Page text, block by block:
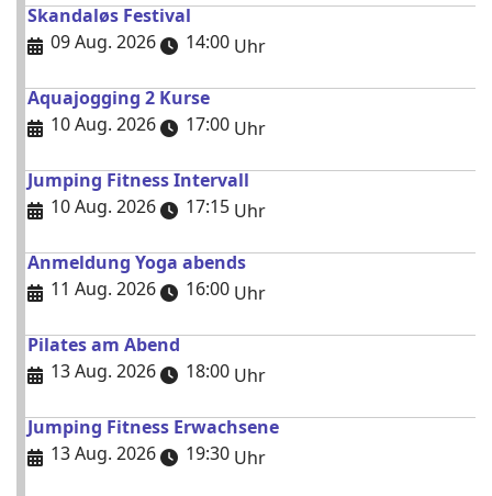
Skandaløs Festival
09 Aug. 2026
14:00 Uhr
Aquajogging 2 Kurse
10 Aug. 2026
17:00 Uhr
Jumping Fitness Intervall
10 Aug. 2026
17:15 Uhr
Anmeldung Yoga abends
11 Aug. 2026
16:00 Uhr
Pilates am Abend
13 Aug. 2026
18:00 Uhr
Jumping Fitness Erwachsene
13 Aug. 2026
19:30 Uhr